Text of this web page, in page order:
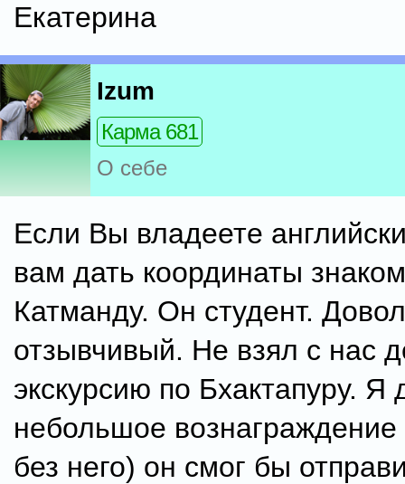
Екатерина
Izum
Карма 681
О себе
Если Вы владеете
вам дать координаты
Катманду. Он студент.
отзывчивый. Не взял с нас
экскурсию по Бхактапуру. Я
небольшое
без него) он смог бы